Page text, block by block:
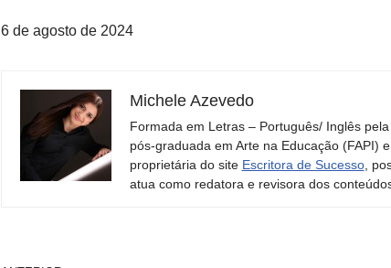
6 de agosto de 2024
Michele Azevedo
Formada em Letras – Português/ Inglês
pós-graduada em Arte na Educação (FAPI)
proprietária do site Escritora de Sucesso,
atua como redatora e revisora dos